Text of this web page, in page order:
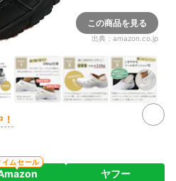
この商品を見る
出典： amazon.co.jp
イムセール
ヤフー